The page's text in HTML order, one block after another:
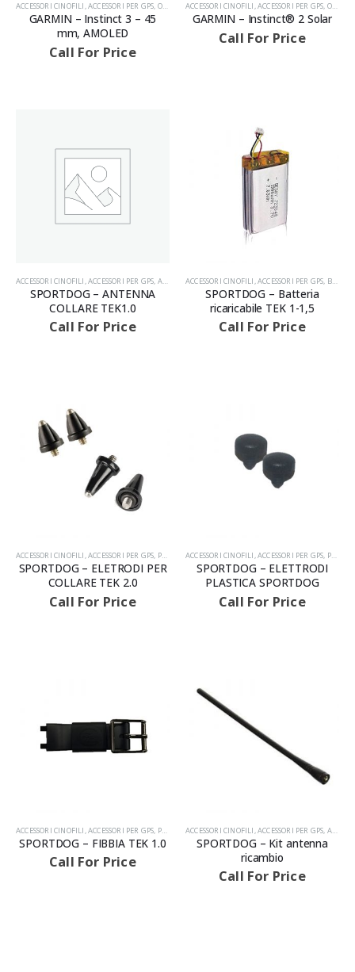
ACCESSORI CINOFILI,ACCESSORI PER GPS, OROLOGI GPS ,PRODOTTI
GARMIN – Instinct 3 – 45
mm, AMOLED
Call For Price
ACCESSORI CINOFILI,ACCESSORI PER GPS, OROLOGI GPS
GARMIN – Instinct® 2 Solar
Call For Price
ACCESSORI CINOFILI,ACCESSORI PER GPS, ANTENNE DA MACCHINA ,PRODOTTI
SPORTDOG – ANTENNA
COLLARE TEK1.0
Call For Price
ACCESSORI CINOFILI,ACCESSORI PER GPS, BATTERIE
SPORTDOG – Batteria
ricaricabile TEK 1-1,5
Call For Price
ACCESSORI CINOFILI,ACCESSORI PER GPS, PRODOTTI
SPORTDOG – ELETRODI PER
COLLARE TEK 2.0
Call For Price
ACCESSORI CINOFILI,ACCESSORI PER GPS, PRODOTTI
SPORTDOG – ELETTRODI
PLASTICA SPORTDOG
Call For Price
ACCESSORI CINOFILI,ACCESSORI PER GPS, PRODOTTI
SPORTDOG – FIBBIA TEK 1.0
Call For Price
ACCESSORI CINOFILI,ACCESSORI PER GPS, ANTENNE DA MACCHINA
SPORTDOG – Kit antenna
ricambio
Call For Price
AVVISIAMO LA GENTILE CLIENTELA